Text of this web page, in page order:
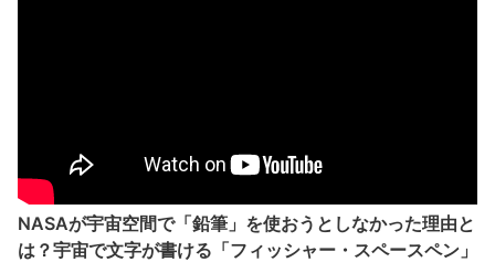
NASAが宇宙空間で「鉛筆」を使おうとしなかった理由と
は？宇宙で文字が書ける「フィッシャー・スペースペン」